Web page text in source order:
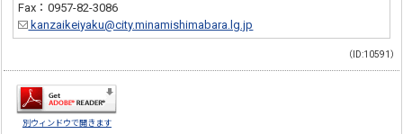
Fax：0957-82-3086
kanzaikeiyaku@city.minamishimabara.lg.jp
（ID:10591）
別ウィンドウで開きます